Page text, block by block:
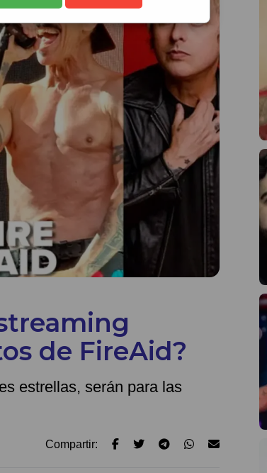
de FireAid?
estrellas, serán para las
Compartir: